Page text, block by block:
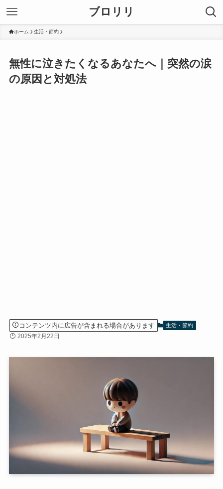
ブロリリ
ホーム 生活・節約
無性に泣きたくなるあなたへ｜突然の涙
の原因と対処法
コンテンツ内に広告が含まれる場合があります 生活・節約
2025年2月22日